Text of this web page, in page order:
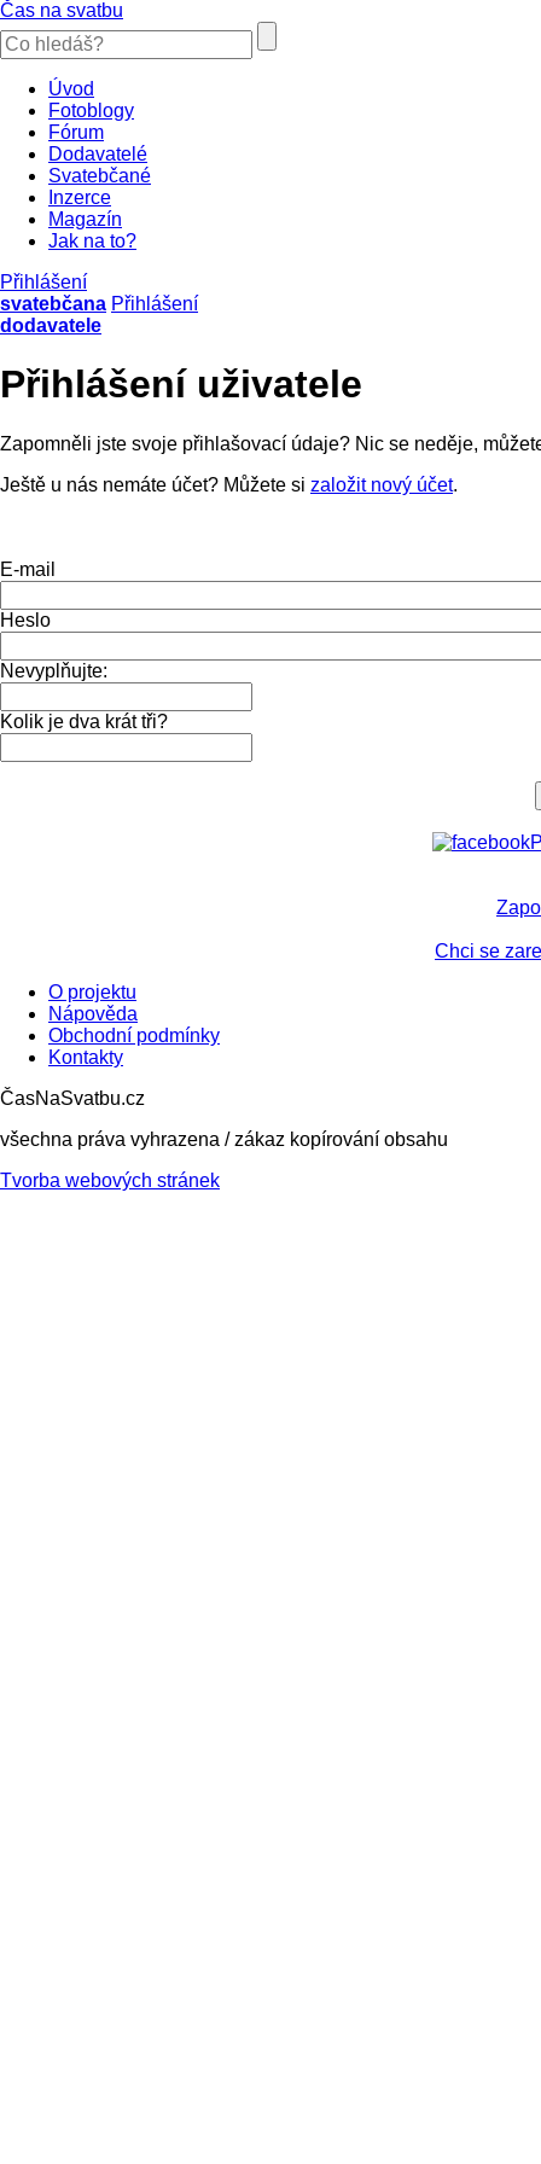
Čas na svatbu
Úvod
Fotoblogy
Fórum
Dodavatelé
Svatebčané
Inzerce
Magazín
Jak na to?
Přihlášení
svatebčana Přihlášení
dodavatele
Přihlášení uživatele
Zapomněli jste svoje přihlašovací údaje? Nic se neděje,
Ještě u nás nemáte účet? Můžete si založit nový účet.
E-mail
Heslo
Nevyplňujte:
Kolik je dva krát tři?
Chci se
O projektu
Nápověda
Obchodní podmínky
Kontakty
ČasNaSvatbu.cz
všechna práva vyhrazena / zákaz kopírování obsahu
Tvorba webových stránek